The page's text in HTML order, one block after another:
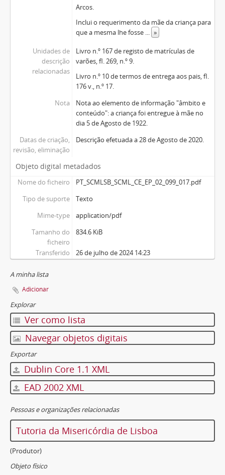
Arcos.
Inclui o requerimento da mãe da criança para
que a mesma lhe fosse ... »
Unidades de
descrição
relacionadas
Livro n.º 167 de registo de matrículas de
varões, fl. 269, n.º 9.
Livro n.º 10 de termos de entrega aos pais, fl.
176 v., n.º 17.
Nota
Nota ao elemento de informação "âmbito e
conteúdo": a criança foi entregue à mãe no
dia 5 de Agosto de 1922.
Datas de criação,
revisão, eliminação
Descrição efetuada a 28 de Agosto de 2020.
Objeto digital metadados
Nome do ficheiro
PT_SCMLSB_SCML_CE_EP_02_099_017.pdf
Tipo de suporte
Texto
Mime-type
application/pdf
Tamanho do
ficheiro
834.6 KiB
Transferido 26 de julho de 2024 14:23
A minha lista
Adicionar
Explorar
Ver como lista
Navegar objetos digitais
Exportar
Dublin Core 1.1 XML
EAD 2002 XML
Pessoas e organizações relacionadas
Tutoria da Misericórdia de Lisboa
(Produtor)
Objeto físico